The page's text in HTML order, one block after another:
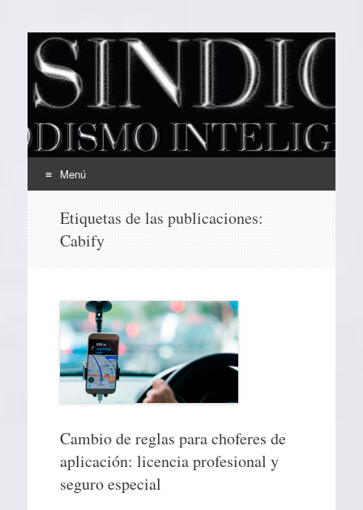
EL SINDICAL
Periodismo Inteligente
Menú
contenido
Etiquetas de las publicaciones:
Cabify
Cambio de reglas para choferes de
aplicación: licencia profesional y
seguro especial